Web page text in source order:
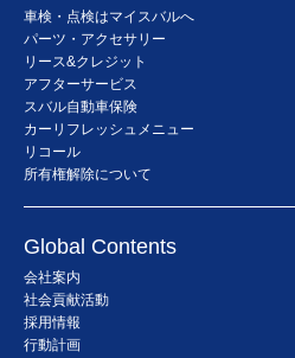
車検・点検はマイスバルへ
パーツ・アクセサリー
リース&クレジット
アフターサービス
スバル自動車保険
カーリフレッシュメニュー
リコール
所有権解除について
Global Contents
会社案内
社会貢献活動
採用情報
行動計画